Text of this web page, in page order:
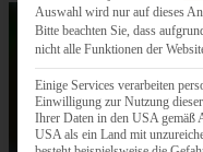
Auswahl wird nur auf dieses
Bitte beachten Sie, dass
nicht alle Funktionen der
Einige Services verarbeiten
Einwilligung zur Nutzung
Ihrer Daten in den USA
USA als ein Land mit